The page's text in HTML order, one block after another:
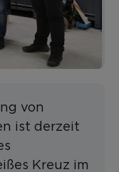
von
ist derzeit
Kreuz im